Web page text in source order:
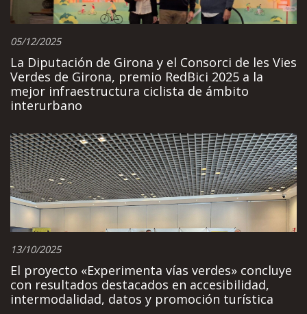
05/12/2025
La Diputación de Girona y el Consorci de les Vies
Verdes de Girona, premio RedBici 2025 a la
mejor infraestructura ciclista de ámbito
interurbano
13/10/2025
El proyecto «Experimenta vías verdes» concluye
con resultados destacados en accesibilidad,
intermodalidad, datos y promoción turística